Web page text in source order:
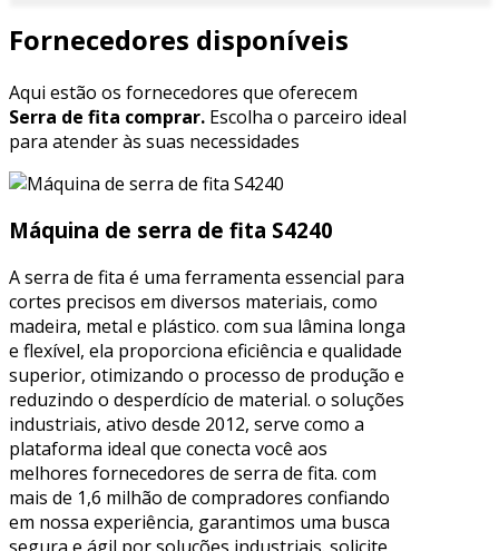
Fornecedores disponíveis
Aqui estão os fornecedores que oferecem
Serra de fita comprar. Escolha o parceiro ideal
para atender às suas necessidades
Máquina de serra de fita S4240
A serra de fita é uma ferramenta essencial para
cortes precisos em diversos materiais, como
madeira, metal e plástico. com sua lâmina longa
e flexível, ela proporciona eficiência e qualidade
superior, otimizando o processo de produção e
reduzindo o desperdício de material. o soluções
industriais, ativo desde 2012, serve como a
plataforma ideal que conecta você aos
melhores fornecedores de serra de fita. com
mais de 1,6 milhão de compradores confiando
em nossa experiência, garantimos uma busca